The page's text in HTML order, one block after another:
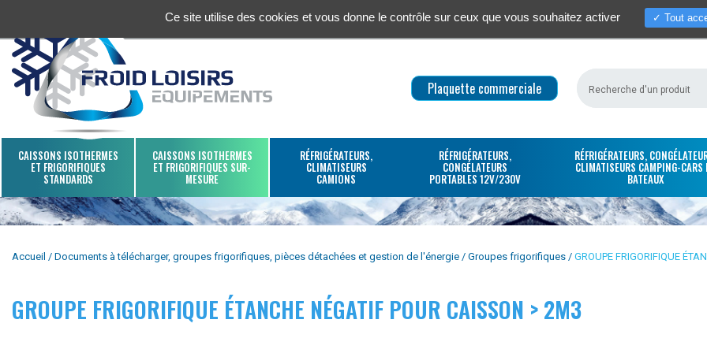
Qui sommes-nous ? Actualités /
Plaquette commerciale
CAISSONS ISOTHERMES
ET FRIGORIFIQUES
STANDARDS
CAISSONS ISOTHERMES
ET FRIGORIFIQUES SUR-
MESURE
RÉFRIGÉRATEURS,
CLIMATISEURS
CAMIONS
RÉFRIGÉRATEURS,
CONGÉLATEURS
PORTABLES 12V/230V
RÉFRIGÉRATEURS,
CLIMATISEURS CAMPING-CARS
BATEAUX
Accueil Documents à télécharger, groupes frigorifiques, pièces détachées et gestion de l'énergie Groupes frigorifiques GROUPE FRIGORIFIQUE
GROUPE FRIGORIFIQUE ÉTANCHE NÉGATIF POUR CAISSON > 2M3
Ce site utilise des cookies et vous donne le contrôle sur ceux que vous souhaitez activer Tout